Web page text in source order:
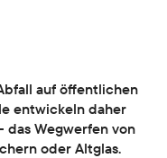
auf öffentlichen
entwickeln daher
das Wegwerfen von
oder Altglas.